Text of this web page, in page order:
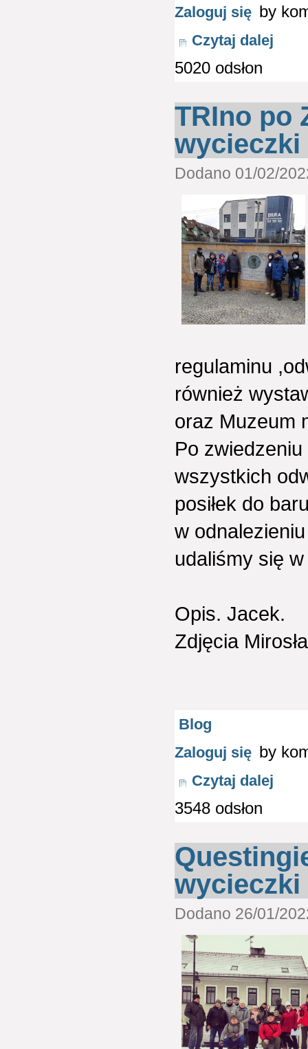
Zaloguj się by
Czytaj dalej
5020 odsłon
TRIno po
wycieczki
Dodano 01/02/
regulaminu
również
oraz Muzeum
Po
wszystkich
posiłek do
w
udaliśmy się
Opis. Jacek.
Zdjęcia
Blog
Zaloguj się by
Czytaj dalej
3548 odsłon
wycieczki
Dodano 26/01/